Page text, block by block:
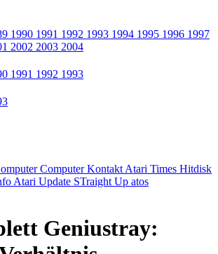
1990 1991 1992 1993 1994 1995 1996 1997
2002 2003 2004
1991 1992 1993
Computer Kontakt Atari Times Hitdisk
Atari Update STraight Up atos
Geniustray: